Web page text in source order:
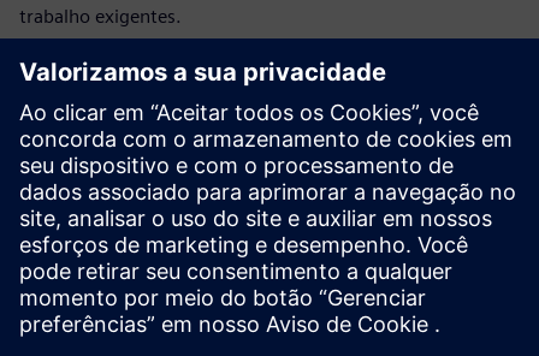
trabalho exigentes.
HPCworks PBS Professional para
sistemas NVIDIA DGX
Potencialize a computação acelerada por GPU com
orquestração de carga de trabalho criada para as demandas
de HPC, IA e análise.
Veja mais